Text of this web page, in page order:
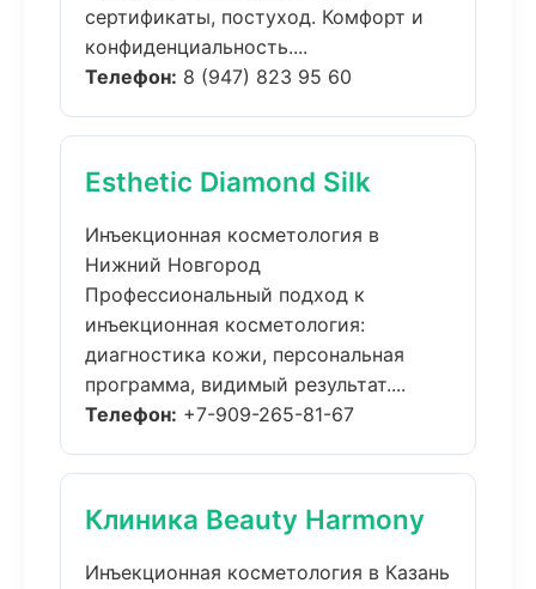
сертификаты, постуход. Комфорт и
конфиденциальность....
Телефон: 8 (947) 823 95 60
Esthetic Diamond Silk
Инъекционная косметология в
Нижний Новгород
Профессиональный подход к
инъекционная косметология:
диагностика кожи, персональная
программа, видимый результат....
Телефон: +7-909-265-81-67
Клиника Beauty Harmony
Инъекционная косметология в Казань